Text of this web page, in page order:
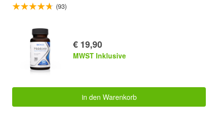
(93)
€ 19,90
MWST Inklusive
in den Warenkorb